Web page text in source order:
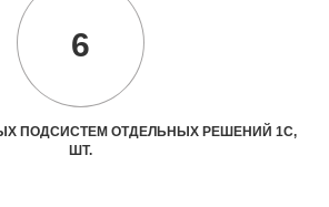
6
ПОДСИСТЕМ ОТДЕЛЬНЫХ РЕШЕНИЙ 1С,
ШТ.